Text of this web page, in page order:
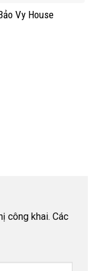
Vy House
công khai. Các